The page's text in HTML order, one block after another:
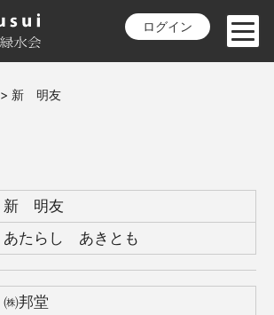
ログイン
> 新 明友
新 明友
あたらし あきとも
㈱邦堂